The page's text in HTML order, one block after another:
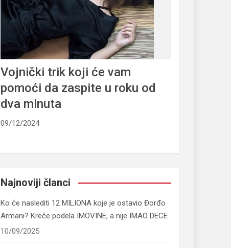
Vojnički trik koji će vam
pomoći da zaspite u roku od
dva minuta
09/12/2024
Najnoviji članci
Ko će naslediti 12 MILIONA koje je ostavio Đorđo
Armani? Kreće podela IMOVINE, a nije IMAO DECE
10/09/2025